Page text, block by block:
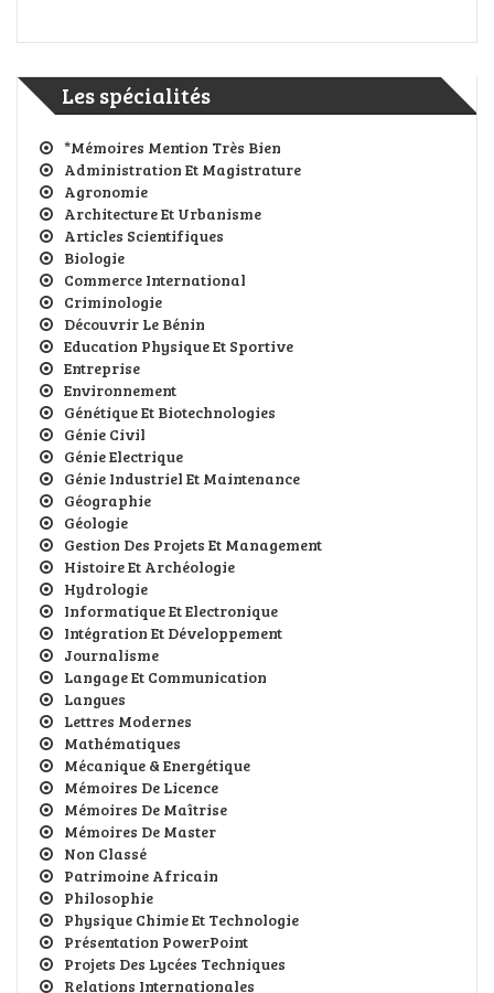
Les spécialités
*Mémoires Mention Très Bien
Administration Et Magistrature
Agronomie
Architecture Et Urbanisme
Articles Scientifiques
Biologie
Commerce International
Criminologie
Découvrir Le Bénin
Education Physique Et Sportive
Entreprise
Environnement
Génétique Et Biotechnologies
Génie Civil
Génie Electrique
Génie Industriel Et Maintenance
Géographie
Géologie
Gestion Des Projets Et Management
Histoire Et Archéologie
Hydrologie
Informatique Et Electronique
Intégration Et Développement
Journalisme
Langage Et Communication
Langues
Lettres Modernes
Mathématiques
Mécanique & Energétique
Mémoires De Licence
Mémoires De Maîtrise
Mémoires De Master
Non Classé
Patrimoine Africain
Philosophie
Physique Chimie Et Technologie
Présentation PowerPoint
Projets Des Lycées Techniques
Relations Internationales